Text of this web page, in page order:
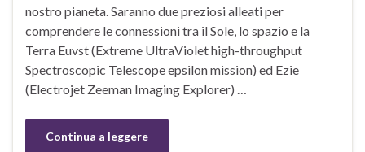
nostro pianeta. Saranno due preziosi alleati per
comprendere le connessioni tra il Sole, lo spazio e la
Terra Euvst (Extreme UltraViolet high-throughput
Spectroscopic Telescope epsilon mission) ed Ezie
(Electrojet Zeeman Imaging Explorer) …
Continua a leggere